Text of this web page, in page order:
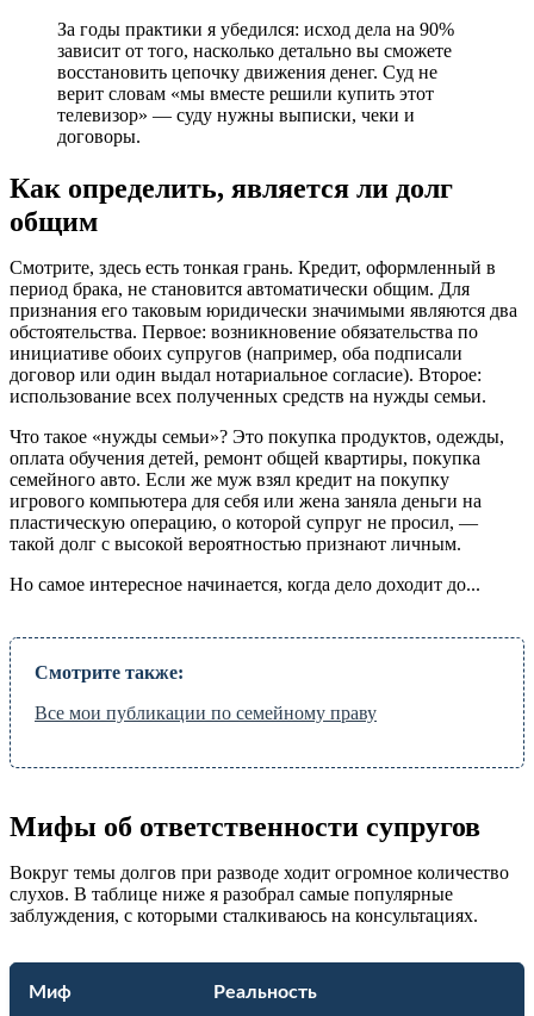
За годы практики я убедился: исход дела на 90%
зависит от того, насколько детально вы сможете
восстановить цепочку движения денег. Суд не
верит словам «мы вместе решили купить этот
телевизор» — суду нужны выписки, чеки и
договоры.
Как определить, является ли долг
общим
Смотрите, здесь есть тонкая грань. Кредит, оформленный в
период брака, не становится автоматически общим. Для
признания его таковым юридически значимыми являются два
обстоятельства. Первое: возникновение обязательства по
инициативе обоих супругов (например, оба подписали
договор или один выдал нотариальное согласие). Второе:
использование всех полученных средств на нужды семьи.
Что такое «нужды семьи»? Это покупка продуктов, одежды,
оплата обучения детей, ремонт общей квартиры, покупка
семейного авто. Если же муж взял кредит на покупку
игрового компьютера для себя или жена заняла деньги на
пластическую операцию, о которой супруг не просил, —
такой долг с высокой вероятностью признают личным.
Но самое интересное начинается, когда дело доходит до...
Смотрите также:
Все мои публикации по семейному праву
Мифы об ответственности супругов
Вокруг темы долгов при разводе ходит огромное количество
слухов. В таблице ниже я разобрал самые популярные
заблуждения, с которыми сталкиваюсь на консультациях.
Миф Реальность